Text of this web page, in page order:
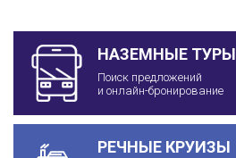
НАЗЕМНЫЕ ТУРЫ
Поиск предложений
и онлайн-бронирование
РЕЧНЫЕ КРУИЗЫ